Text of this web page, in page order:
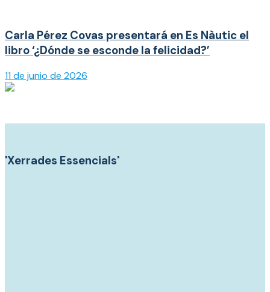
Carla Pérez Covas presentará en Es Nàutic el
libro ‘¿Dónde se esconde la felicidad?’
11 de junio de 2026
'Xerrades Essencials'